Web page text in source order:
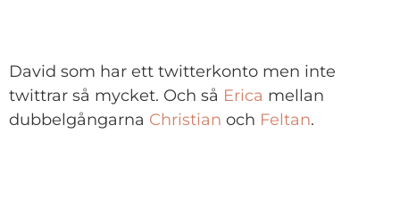
David som har ett twitterkonto men inte
twittrar så mycket. Och så Erica mellan
dubbelgångarna Christian och Feltan.